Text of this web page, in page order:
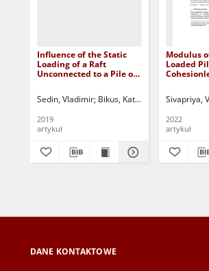
Influence of the Static
Loading of a Raft
Unconnected to a Pile on
Conditions
Sedin, Vladimir Bikus, Kateryna Kovba,
2019
artykuł
Modulus
Loaded
Sivapriya,
2022
artykuł
DANE KONTAKTOWE